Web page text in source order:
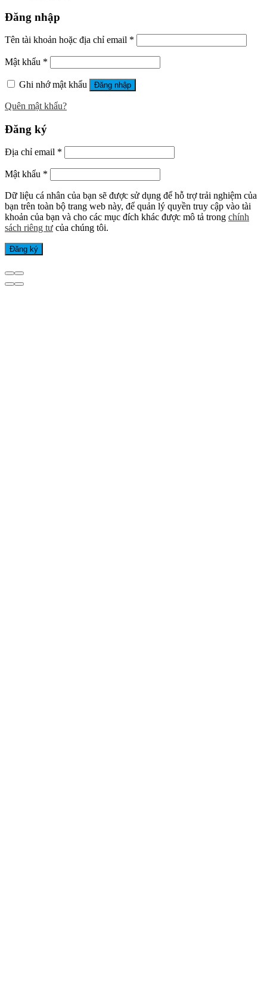
Đăng nhập
Tên tài khoản hoặc địa chỉ email *
Mật khẩu *
Ghi nhớ mật khẩu Đăng nhập
Quên mật khẩu?
Đăng ký
Địa chỉ email *
Mật khẩu *
Dữ liệu cá nhân của bạn sẽ được sử dụng để hỗ trợ trải nghiệm của
bạn trên toàn bộ trang web này, để quản lý quyền truy cập vào tài
khoản của bạn và cho các mục đích khác được mô tả trong chính
sách riêng tư của chúng tôi.
Đăng ký